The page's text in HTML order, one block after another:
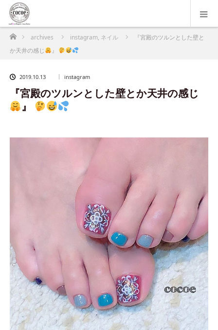
ホームarchives instagram, ネイル
『宮殿のツルンとした壁と
か天井の感じ
』
2019.10.13 instagram
『宮殿のツルンとした壁とか天井の感じ
』